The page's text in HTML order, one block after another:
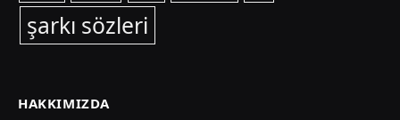
şarkı sözleri
HAKKIMIZDA